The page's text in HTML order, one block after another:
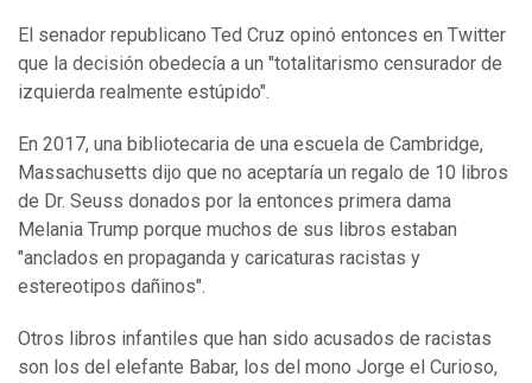
El senador republicano Ted Cruz opinó entonces en Twitter
que la decisión obedecía a un "totalitarismo censurador de
izquierda realmente estúpido".
En 2017, una bibliotecaria de una escuela de Cambridge,
Massachusetts dijo que no aceptaría un regalo de 10 libros
de Dr. Seuss donados por la entonces primera dama
Melania Trump porque muchos de sus libros estaban
"anclados en propaganda y caricaturas racistas y
estereotipos dañinos".
Otros libros infantiles que han sido acusados de racistas
son los del elefante Babar, los del mono Jorge el Curioso,